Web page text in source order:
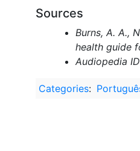
Sources
Burns, A. A.,
health guide
Audiopedia
Categories: